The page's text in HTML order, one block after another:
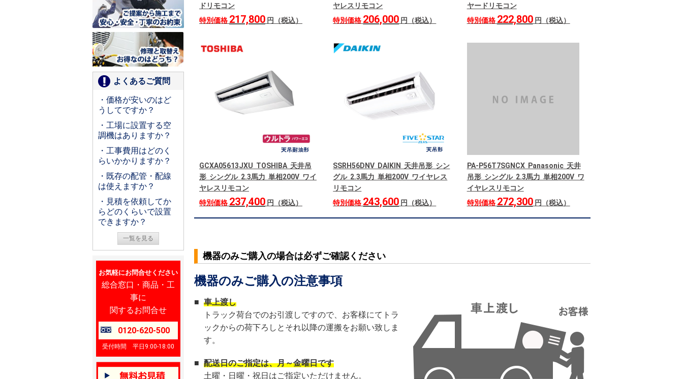
よくあるご質問
・価格が安いのはど
うしてですか？
・工場に設置する空
調機はありますか？
・工事費用はどのく
らいかかりますか？
・既存の配管・配線
は使えますか？
・見積を依頼してか
らどのくらいで設置
できますか？
一覧を見る
お気軽にお問合せください
総合窓口・商品・工
事に
関するお問合せ
0120-620-500
受付時間 平日9:00-18:00
ドリモコン
特別価格 217,800 円（税込）
ヤレスリモコン
特別価格 206,000 円（税込）
ヤードリモコン
特別価格 222,800円（税込）
GCXA05613JXU TOSHIBA 天井吊
形 シングル 2.3馬力 単相200V ワイ
ヤレスリモコン
特別価格 237,400 円（税込）
SSRH56DNV DAIKIN 天井吊形 シン
グル 2.3馬力 単相200V ワイヤレス
リモコン
特別価格 243,600 円（税込）
PA-P56T7SGNCX Panasonic 天井
吊形 シングル 2.3馬力 単相200V ワ
イヤレスリモコン
特別価格 272,300円（税込）
機器のみご購入の場合は必ずご確認ください
機器のみご購入の注意事項
■ 車上渡し
トラック荷台でのお引渡しですので、お客様にてトラ
ックからの荷下ろしとそれ以降の運搬をお願い致しま
す。
■ 配送日のご指定は、月～金曜日です
土曜・日曜・祝日はご指定いただけません。